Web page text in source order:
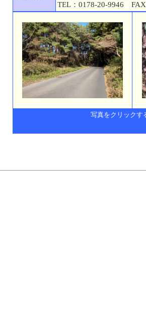
TEL：0178-20-9946
写真をクリック